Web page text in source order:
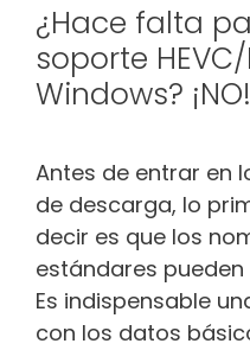
¿Hace falta
soporte HEVC/
Windows? ¡NO!
Antes de entrar en
de descarga, lo
decir es que los
estándares
Es indispensable
con los datos